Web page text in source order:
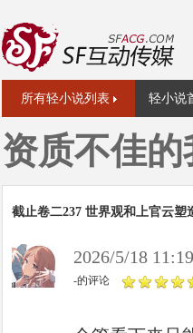
所有轻小说列表 轻小说
资质不佳
截止卷二237 世界观和上官云塑
2026/5/18
-的评论